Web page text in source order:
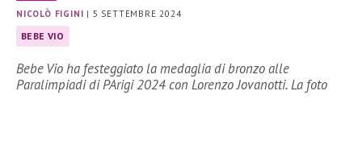
NICOLÒ FIGINI | 5 SETTEMBRE 2024
BEBE VIO
Bebe Vio ha festeggiato la medaglia di bronzo alle
Paralimpiadi di PArigi 2024 con Lorenzo Jovanotti. La foto